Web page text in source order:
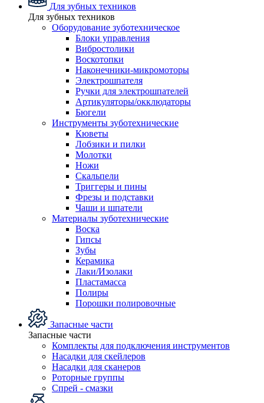
Для зубных техников
Для зубных техников
Оборудование зуботехническое
Блоки управления
Вибростолики
Воскотопки
Наконечники-микромоторы
Электрошпателя
Ручки для электрошпателей
Артикуляторы/окклюдаторы
Бюгели
Инструменты зуботехнические
Кюветы
Лобзики и пилки
Молотки
Ножи
Скальпели
Триггеры и пины
Фрезы и подставки
Чаши и шпатели
Материалы зуботехнические
Воска
Гипсы
Зубы
Керамика
Лаки/Изолаки
Пластамасса
Полиры
Порошки полировочные
Запасные части
Запасные части
Комплекты для подключения инструментов
Насадки для скейлеров
Насадки для сканеров
Роторные группы
Спрей - смазки